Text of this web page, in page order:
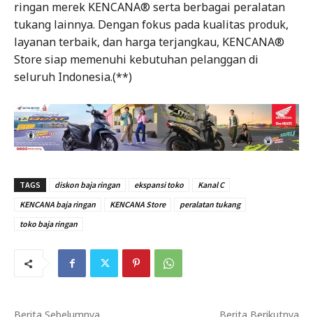
ringan merek KENCANA® serta berbagai peralatan
tukang lainnya. Dengan fokus pada kualitas produk,
layanan terbaik, dan harga terjangkau, KENCANA®
Store siap memenuhi kebutuhan pelanggan di
seluruh Indonesia.(**)
TAGS diskon baja ringan ekspansi toko
Kanal C
KENCANA baja ringan
KENCANA Store
peralatan tukang
toko baja ringan